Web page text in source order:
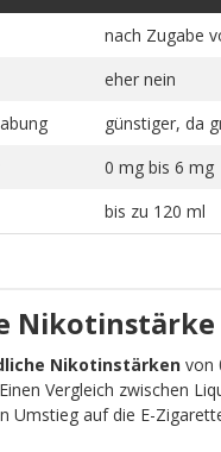
nach Zugabe
eher nein
günstiger, da
0 mg bis 6 mg
bis zu 120 ml
Nikotinstärke
Nikotinstärkenvon
Vergleich zwischen
Umstieg auf die E-